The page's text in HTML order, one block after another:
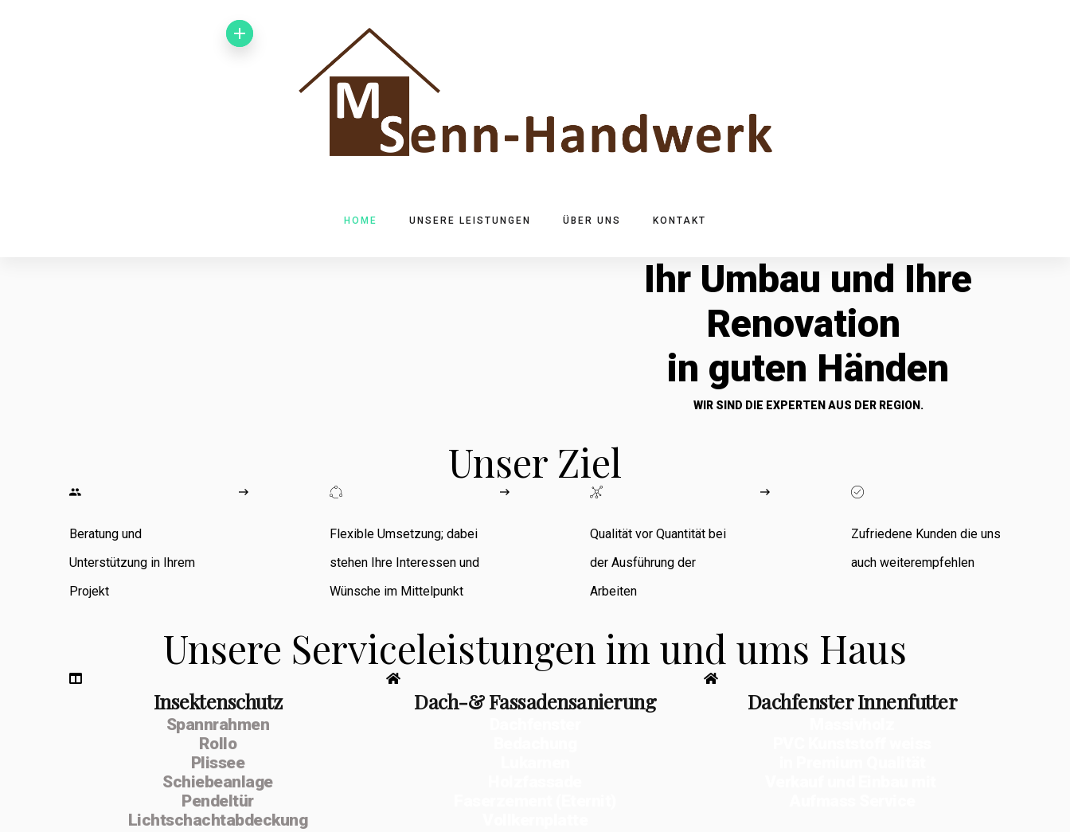
HOME UNSERE LEISTUNGEN ÜBER UNS KONTAKT
Ihr Umbau und Ihre
Renovation
in guten Händen
WIR SIND DIE EXPERTEN AUS DER REGION.
Unser Ziel
Beratung und
Unterstützung in Ihrem
Projekt
Flexible Umsetzung; dabei
stehen Ihre Interessen und
Wünsche im Mittelpunkt
Qualität vor Quantität bei
der Ausführung der
Arbeiten
Zufriedene Kunden die uns
auch weiterempfehlen
Unsere Serviceleistungen im und ums Haus
Insektenschutz
Spannrahmen
Rollo
Plissee
Schiebeanlage
Pendeltür
Lichtschachtabdeckung
Dach-& Fassadensanierung Dachfenster Innenfutter
Zimmerarbeiten,
Umbauten,
Sanierungen